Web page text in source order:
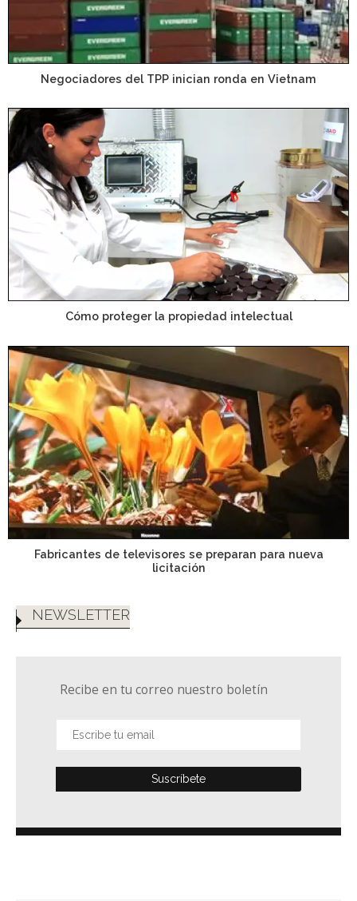
Negociadores del TPP inician ronda en Vietnam
Cómo proteger la propiedad intelectual
Fabricantes de televisores se preparan para nueva
licitación
NEWSLETTER
Recibe en tu correo nuestro boletín